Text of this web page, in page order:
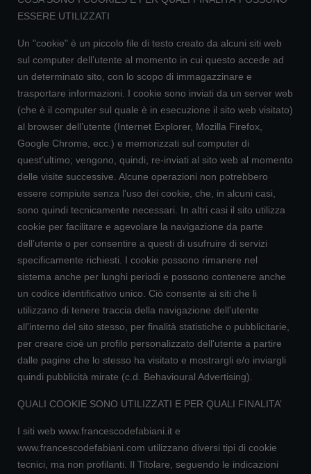
ESSERE UTILIZZATI
Un "cookie" è un piccolo file di testo creato da alcuni siti web
sul computer dell’utente al momento in cui questo accede ad
un determinato sito, con lo scopo di immagazzinare e
trasportare informazioni. I cookie sono inviati da un server web
(che è il computer sul quale è in esecuzione il sito web visitato)
al browser dell’utente (Internet Explorer, Mozilla Firefox,
Google Chrome, ecc.) e memorizzati sul computer di
quest’ultimo; vengono, quindi, re-inviati al sito web al momento
delle visite successive. Alcune operazioni non potrebbero
essere compiute senza l'uso dei cookie, che, in alcuni casi,
sono quindi tecnicamente necessari. In altri casi il sito utilizza
cookie per facilitare e agevolare la navigazione da parte
dell’utente o per consentire a questi di usufruire di servizi
specificamente richiesti. I cookie possono rimanere nel
sistema anche per lunghi periodi e possono contenere anche
un codice identificativo unico. Ciò consente ai siti che li
utilizzano di tenere traccia della navigazione dell'utente
all'interno del sito stesso, per finalità statistiche o pubblicitarie,
per creare cioè un profilo personalizzato dell'utente a partire
dalle pagine che lo stesso ha visitato e mostrargli e/o inviargli
quindi pubblicità mirate (c.d. Behavioural Advertising).
QUALI COOKIE SONO UTILIZZATI E PER QUALI FINALITA’
I siti web www.francescodefabiani.it e
www.francescodefabiani.com utilizzano diversi tipi di cookie
tecnici, ma non profilanti. Il Titolare, seguendo le indicazioni